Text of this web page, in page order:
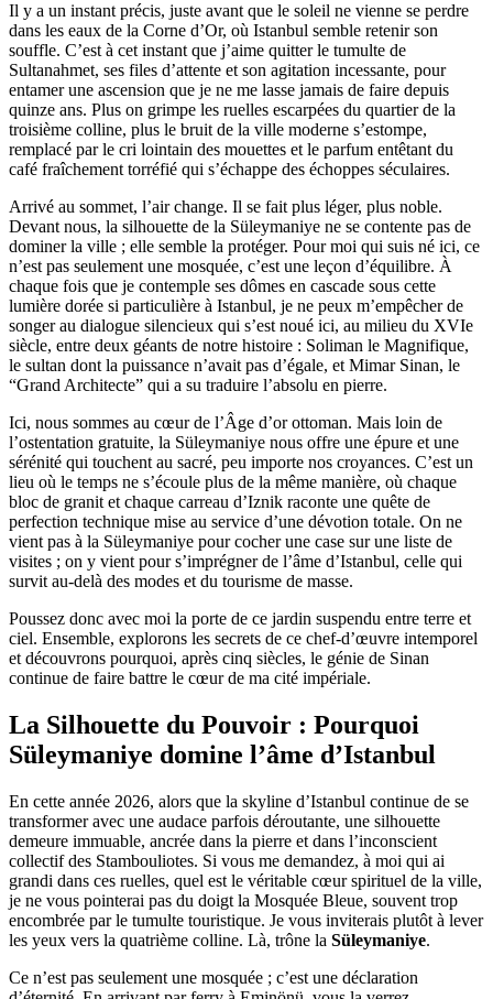
Il y a un instant précis, juste avant que le soleil ne vienne se perdre
dans les eaux de la Corne d’Or, où Istanbul semble retenir son
souffle. C’est à cet instant que j’aime quitter le tumulte de
Sultanahmet, ses files d’attente et son agitation incessante, pour
entamer une ascension que je ne me lasse jamais de faire depuis
quinze ans. Plus on grimpe les ruelles escarpées du quartier de la
troisième colline, plus le bruit de la ville moderne s’estompe,
remplacé par le cri lointain des mouettes et le parfum entêtant du
café fraîchement torréfié qui s’échappe des échoppes séculaires.
Arrivé au sommet, l’air change. Il se fait plus léger, plus noble.
Devant nous, la silhouette de la Süleymaniye ne se contente pas de
dominer la ville ; elle semble la protéger. Pour moi qui suis né ici, ce
n’est pas seulement une mosquée, c’est une leçon d’équilibre. À
chaque fois que je contemple ses dômes en cascade sous cette
lumière dorée si particulière à Istanbul, je ne peux m’empêcher de
songer au dialogue silencieux qui s’est noué ici, au milieu du XVIe
siècle, entre deux géants de notre histoire : Soliman le Magnifique,
le sultan dont la puissance n’avait pas d’égale, et Mimar Sinan, le
“Grand Architecte” qui a su traduire l’absolu en pierre.
Ici, nous sommes au cœur de l’Âge d’or ottoman. Mais loin de
l’ostentation gratuite, la Süleymaniye nous offre une épure et une
sérénité qui touchent au sacré, peu importe nos croyances. C’est un
lieu où le temps ne s’écoule plus de la même manière, où chaque
bloc de granit et chaque carreau d’Iznik raconte une quête de
perfection technique mise au service d’une dévotion totale. On ne
vient pas à la Süleymaniye pour cocher une case sur une liste de
visites ; on y vient pour s’imprégner de l’âme d’Istanbul, celle qui
survit au-delà des modes et du tourisme de masse.
Poussez donc avec moi la porte de ce jardin suspendu entre terre et
ciel. Ensemble, explorons les secrets de ce chef-d’œuvre intemporel
et découvrons pourquoi, après cinq siècles, le génie de Sinan
continue de faire battre le cœur de ma cité impériale.
La Silhouette du Pouvoir : Pourquoi
Süleymaniye domine l’âme d’Istanbul
En cette année 2026, alors que la skyline d’Istanbul continue de se
transformer avec une audace parfois déroutante, une silhouette
demeure immuable, ancrée dans la pierre et dans l’inconscient
collectif des Stambouliotes. Si vous me demandez, à moi qui ai
grandi dans ces ruelles, quel est le véritable cœur spirituel de la ville,
je ne vous pointerai pas du doigt la Mosquée Bleue, souvent trop
encombrée par le tumulte touristique. Je vous inviterais plutôt à lever
les yeux vers la quatrième colline. Là, trône la Süleymaniye.
Ce n’est pas seulement une mosquée ; c’est une déclaration